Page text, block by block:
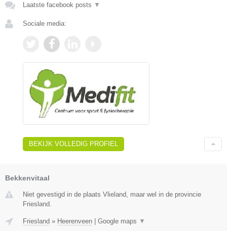
Laatste facebook posts ▼
Sociale media:
BEKIJK VOLLEDIG PROFIEL
Bekkenvitaal
Niet gevestigd in de plaats Vlieland, maar wel in de provincie
Friesland.
Friesland » Heerenveen Google maps ▼